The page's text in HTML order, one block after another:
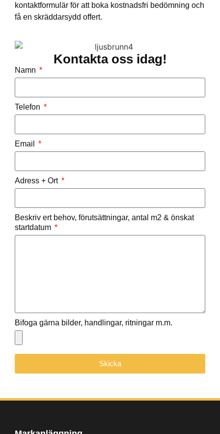
kontaktformulär för att boka kostnadsfri bedömning och
få en skräddarsydd offert.
Kontakta oss idag!
Namn
Telefon
Email
Adress + Ort
Beskriv ert behov, förutsättningar, antal m2 & önskat
startdatum
Bifoga gärna bilder, handlingar, ritningar m.m.
Skicka